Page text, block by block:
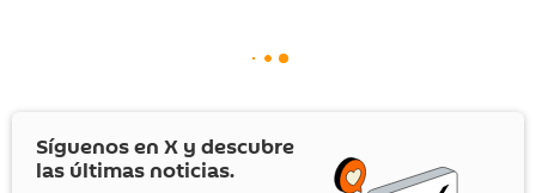
Síguenos en X y descubre
las últimas noticias.